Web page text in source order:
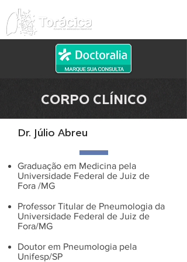
CORPO CLÍNICO
Dr. Júlio Abreu
Graduação em Medicina pela
Universidade Federal de Juiz de
Fora /MG​
Professor Titular de Pneumologia da
Universidade Federal de Juiz de
Fora/MG
​Doutor em Pneumologia pela
Unifesp/SP